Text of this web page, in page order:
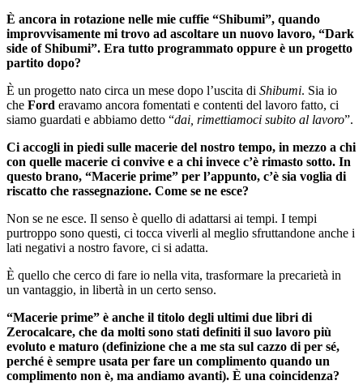
È ancora in rotazione nelle mie cuffie “Shibumi”, quando
improvvisamente mi trovo ad ascoltare un nuovo lavoro, “Dark
side of Shibumi”. Era tutto programmato oppure è un progetto
partito dopo?
È un progetto nato circa un mese dopo l’uscita di Shibumi. Sia io
che Ford eravamo ancora fomentati e contenti del lavoro fatto, ci
siamo guardati e abbiamo detto “dai, rimettiamoci subito al lavoro”.
Ci accogli in piedi sulle macerie del nostro tempo, in mezzo a chi
con quelle macerie ci convive e a chi invece c’è rimasto sotto. In
questo brano, “Macerie prime” per l’appunto, c’è sia voglia di
riscatto che rassegnazione. Come se ne esce?
Non se ne esce. Il senso è quello di adattarsi ai tempi. I tempi
purtroppo sono questi, ci tocca viverli al meglio sfruttandone anche i
lati negativi a nostro favore, ci si adatta.
È quello che cerco di fare io nella vita, trasformare la precarietà in
un vantaggio, in libertà in un certo senso.
“Macerie prime” è anche il titolo degli ultimi due libri di
Zerocalcare, che da molti sono stati definiti il suo lavoro più
evoluto e maturo (definizione che a me sta sul cazzo di per sé,
perché è sempre usata per fare un complimento quando un
complimento non è, ma andiamo avanti). È una coincidenza?